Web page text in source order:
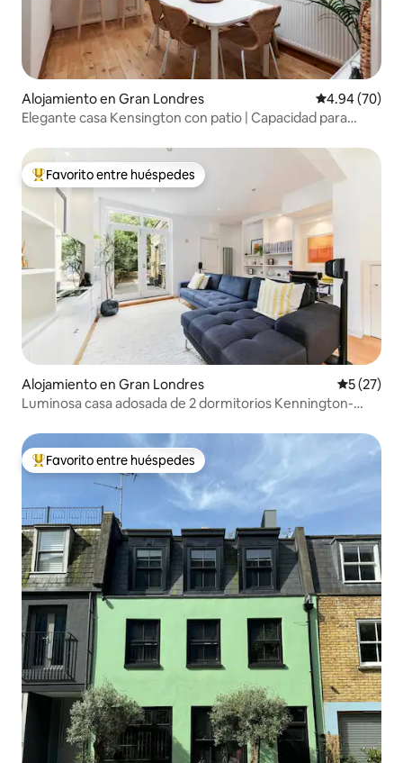
Alojamiento en Gran Londres Calificación
4.94 (70)
Elegante casa Kensington con patio | Capacidad para
Favorito entre huéspedes preferido
Favorito entre huéspedes
Alojamiento en Gran Londres
5 (27)
Luminosa casa adosada de 2 dormitorios Kennington-
Favorito entre huéspedes preferido
Favorito entre huéspedes